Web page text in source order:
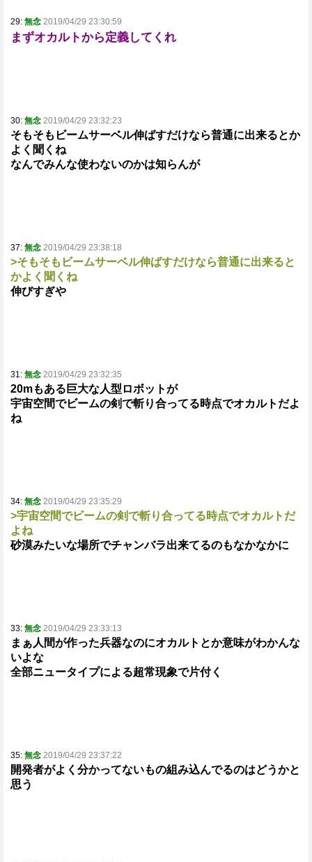
29: 無念 2019/04/29 23:30:59
まずオカルトから定義してくれ
30: 無念 2019/04/29 23:32:23
そもそもビームサーベル伸ばすだけなら普通に出来るとか
よく聞くね
なんでみんな使わないのかは知らんが
37: 無念 2019/04/29 23:38:18
>そもそもビームサーベル伸ばすだけなら普通に出来ると
かよく聞くね
伸びすぎや
31: 無念 2019/04/29 23:32:35
20mもある巨大な人型ロボットが
宇宙空間でビームの剣で斬り合ってる時点でオカルトだよ
ね
34: 無念 2019/04/29 23:35:29
>宇宙空間でビームの剣で斬り合ってる時点でオカルトだ
よね
砂漠みたいな場所でチャンバラ出来てるのもなかなかに
33: 無念 2019/04/29 23:33:13
まぁ人間が作った兵器なのにオカルトとか意味がわかんな
いよな
全部ニュータイプによる超常現象で片付く
35: 無念 2019/04/29 23:37:22
開発者がよく分かってないもの組み込んでるのはどうかと
思う